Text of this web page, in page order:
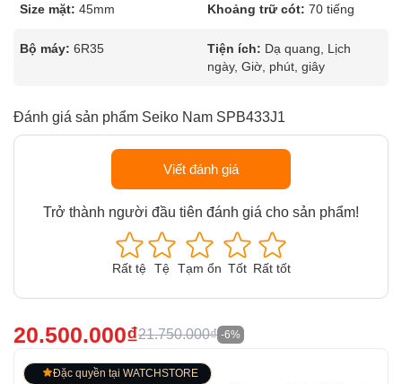
Size mặt: 45mm Khoảng trữ cót: 70 tiếng
Bộ máy: 6R35 Tiện ích: Dạ quang, Lịch
ngày, Giờ, phút, giây
Đánh giá sản phẩm Seiko Nam SPB433J1
Viết đánh giá
Trở thành người đầu tiên đánh giá cho sản phẩm!
Rất tệ Tệ Tạm ổn Tốt Rất tốt
20.500.000₫21.750.000₫ -6%
Đặc quyền tại WATCHSTORE